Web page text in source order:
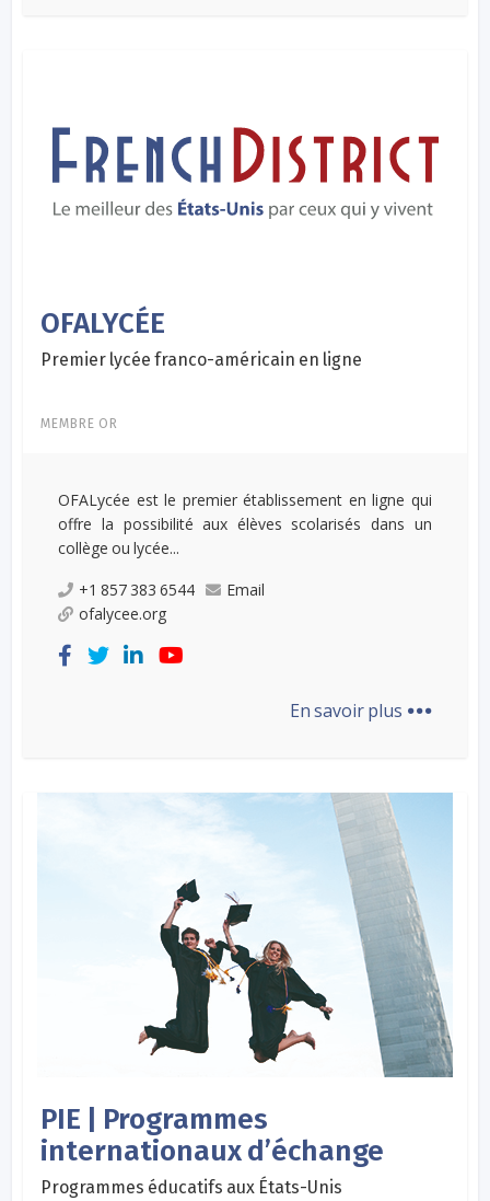
OFALYCÉE
Premier lycée franco-américain en ligne
MEMBRE OR
OFALycée est le premier établissement en ligne qui
offre la possibilité aux élèves scolarisés dans un
collège ou lycée...
+1 857 383 6544
Email
ofalycee.org
En savoir plus ...
PIE | Programmes
internationaux d’échange
Programmes éducatifs aux États-Unis